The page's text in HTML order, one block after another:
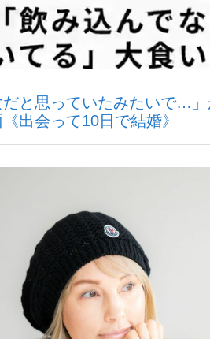
運用のすべて
だと思っていたみたいで…
出会って10日で結婚》